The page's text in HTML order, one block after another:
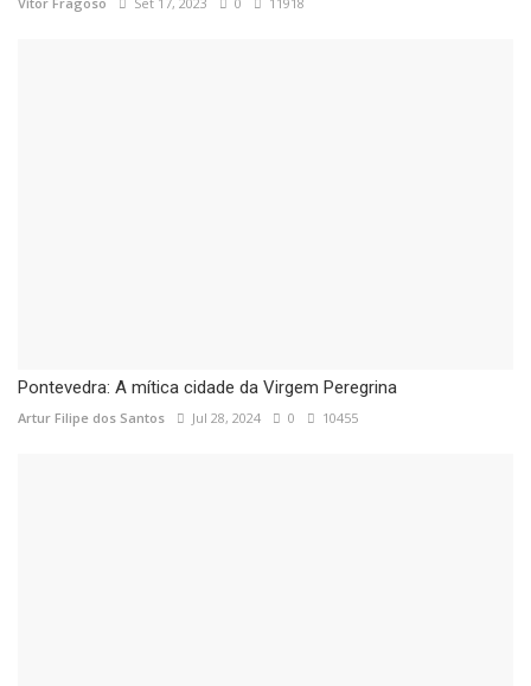
Pontevedra: A mítica cidade da Virgem Peregrina
Artur Filipe dos Santos Jul 28, 2024 0 10455